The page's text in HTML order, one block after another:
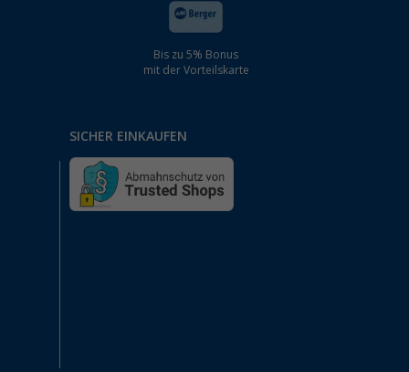
Bis zu 5% Bonus
mit der Vorteilskarte
SICHER EINKAUFEN